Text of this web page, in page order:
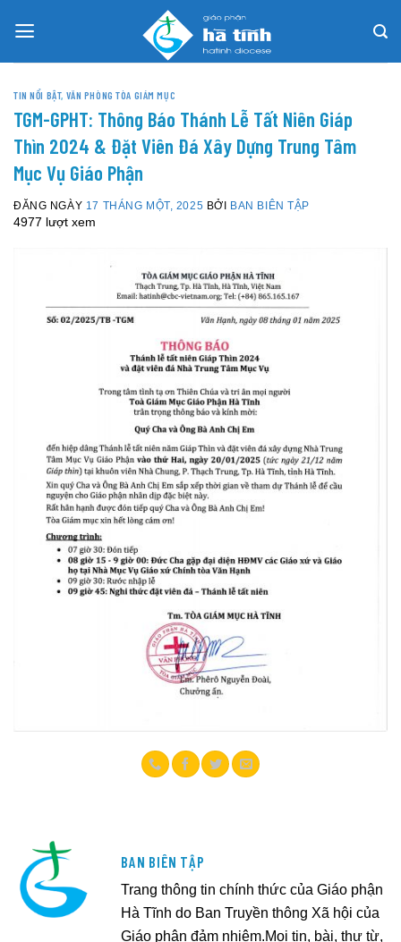
TIN NỔI BẬT, VĂN PHÒNG TÒA GIÁM MỤC
TGM-GPHT: Thông Báo Thánh Lễ Tất Niên Giáp
Thìn 2024 & Đặt Viên Đá Xây Dựng Trung Tâm
Mục Vụ Giáo Phận
ĐĂNG NGÀY 17 THÁNG MỘT, 2025 BỞI BAN BIÊN TẬP
4977 lượt xem
BAN BIÊN TẬP
Trang thông tin chính thức của Giáo phận
Hà Tĩnh do Ban Truyền thông Xã hội của
Giáo phận đảm nhiệm.Mọi tin, bài, thư từ,